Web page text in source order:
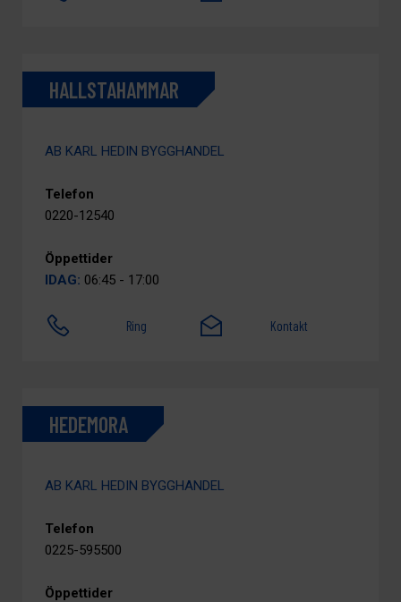
HALLSTAHAMMAR
AB KARL HEDIN BYGGHANDEL
Telefon
0220-12540
Öppettider
IDAG: 06:45 - 17:00
Ring Kontakt
HEDEMORA
AB KARL HEDIN BYGGHANDEL
Telefon
0225-595500
Öppettider